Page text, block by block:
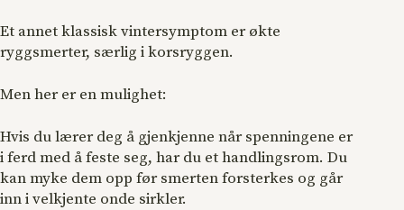
Et annet klassisk vintersymptom er økte
ryggsmerter, særlig i korsryggen.
Men her er en mulighet:
Hvis du lærer deg å gjenkjenne når spenningene er
i ferd med å feste seg, har du et handlingsrom. Du
kan myke dem opp før smerten forsterkes og går
inn i velkjente onde sirkler.